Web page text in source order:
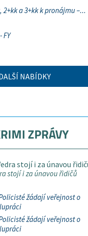
2+kk a 3+kk k pronájmu –...
FY
NABÍDKY
ZPRÁVY
stojí i za únavou řidičů
žádají veřejnost o
žádají veřejnost o